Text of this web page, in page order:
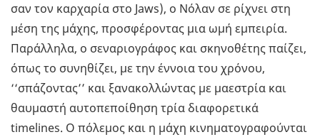
σαν τον καρχαρία στο Jaws), ο Νόλαν σε ρίχνει στη
μέση της μάχης, προσφέροντας μια ωμή εμπειρία.
Παράλληλα, ο σεναριογράφος και σκηνοθέτης παίζει,
όπως το συνηθίζει, με την έννοια του χρόνου,
‘‘σπάζοντας’’ και ξανακολλώντας με μαεστρία και
θαυμαστή αυτοπεποίθηση τρία διαφορετικά
timelines. Ο πόλεμος και η μάχη κινηματογραφούνται